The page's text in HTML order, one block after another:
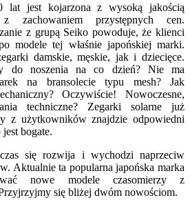
jest kojarzona z wysoką jakością
zachowaniem przystępnych cen.
z grupą Seiko powoduje, że klienci
modele tej właśnie japońskiej marki.
damskie, męskie, jak i dziecięce.
do noszenia na co dzień? Nie ma
na bransolecie typu mesh? Jak
Oczywiście! Nowoczesne,
techniczne? Zegarki solarne już
z użytkowników znajdzie odpowiedni
bogate.
się rozwija i wychodzi naprzeciw
Aktualnie ta popularna japońska marka
nowe modele czasomierzy z
się bliżej dwóm nowościom.